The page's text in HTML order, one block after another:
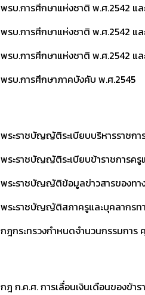
พรบ.การศึกษาแห่งชาติ พ.ศ.2542 แ
พรบ.การศึกษาแห่งชาติ พ.ศ.2542 แ
พรบ.การศึกษาแห่งชาติ พ.ศ.2542 แ
พรบ.การศึกษาภาคบังคับ พ.ศ.2545
พระราชบัญญัติระเบียบบริหารราชกา
พระราชบัญญัติระเบียบข้าราชการครู
พระราชบัญญัติข้อมูลข่าวสารของทา
พระราชบัญญัติสภาครูและบุคลากรท
กฎกระทรวงกําหนดจํานวนกรรมกา
กฎ ก.ค.ศ. การเลื่อนเงินเดือนของข้า